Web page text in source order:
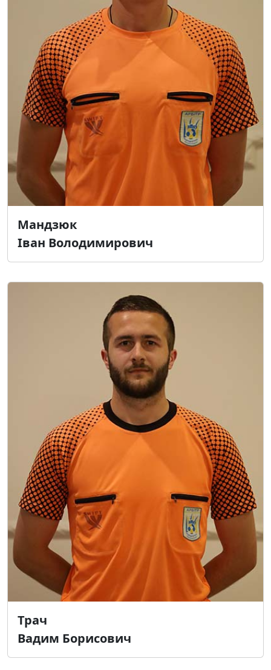
Мандзюк
Іван Володимирович
Трач
Вадим Борисович